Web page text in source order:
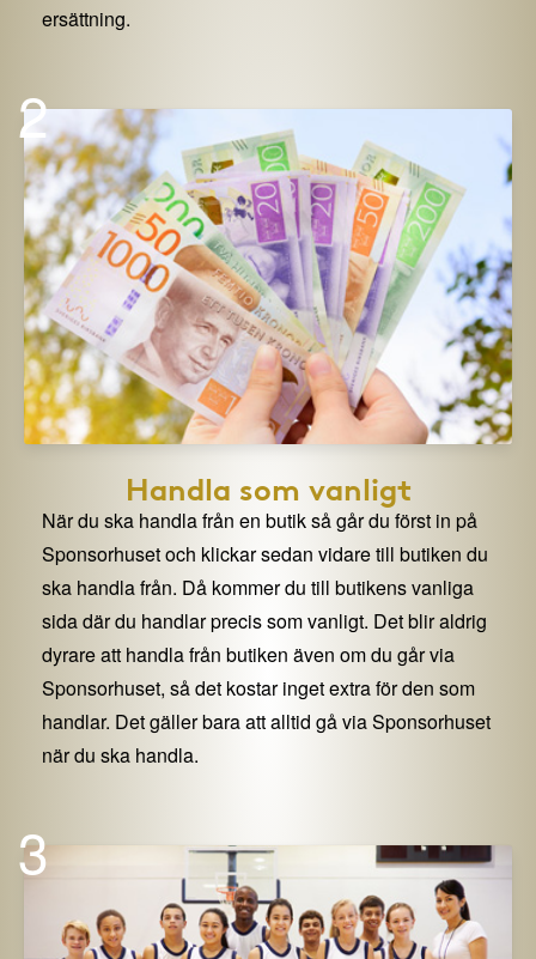
ersättning.
2
Handla som vanligt
När du ska handla från en butik så går du först in på
Sponsorhuset och klickar sedan vidare till butiken du
ska handla från. Då kommer du till butikens vanliga
sida där du handlar precis som vanligt. Det blir aldrig
dyrare att handla från butiken även om du går via
Sponsorhuset, så det kostar inget extra för den som
handlar. Det gäller bara att alltid gå via Sponsorhuset
när du ska handla.
3